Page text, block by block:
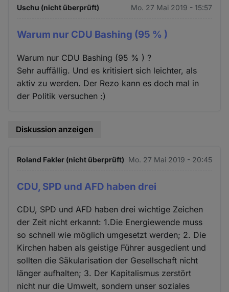
Uschu (nicht überprüft) Mo. 27 Mai 2019 - 15:57
Warum nur CDU Bashing (95 % )
Warum nur CDU Bashing (95 % ) ?
Sehr auffällig. Und es kritisiert sich leichter, als
aktiv zu werden. Der Rezo kann es doch mal in
der Politik versuchen :)
Diskussion anzeigen
Roland Fakler (nicht überprüft) Mo. 27 Mai 2019 - 20:45
CDU, SPD und AFD haben drei
CDU, SPD und AFD haben drei wichtige Zeichen
der Zeit nicht erkannt: 1.Die Energiewende muss
so schnell wie möglich umgesetzt werden; 2. Die
Kirchen haben als geistige Führer ausgedient und
sollten die Säkularisation der Gesellschaft nicht
länger aufhalten; 3. Der Kapitalismus zerstört
nicht nur die Umwelt, sondern unser soziales